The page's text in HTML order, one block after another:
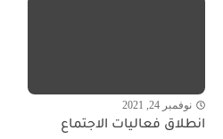
نوفمبر 24, 2021
انطلاق فعاليات الاجتماع